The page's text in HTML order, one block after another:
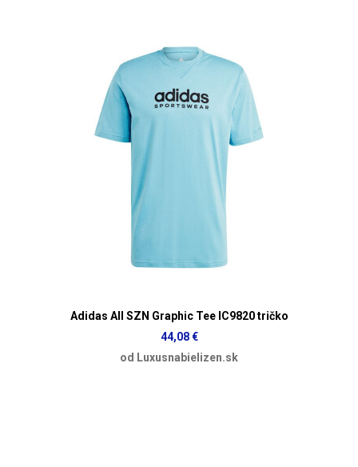
Adidas All SZN Graphic Tee IC9820 tričko
44,08 €
od Luxusnabielizen.sk